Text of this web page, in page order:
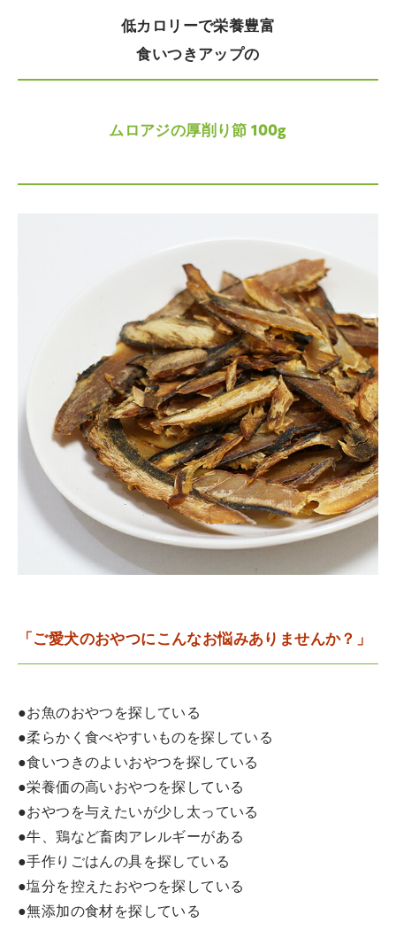
低カロリーで栄養豊富
食いつきアップの
ムロアジの厚削り節 100g
「ご愛犬のおやつにこんなお悩みありませんか？」
●お魚のおやつを探している
●柔らかく食べやすいものを探している
●食いつきのよいおやつを探している
●栄養価の高いおやつを探している
●おやつを与えたいが少し太っている
●牛、鶏など畜肉アレルギーがある
●手作りごはんの具を探している
●塩分を控えたおやつを探している
●無添加の食材を探している